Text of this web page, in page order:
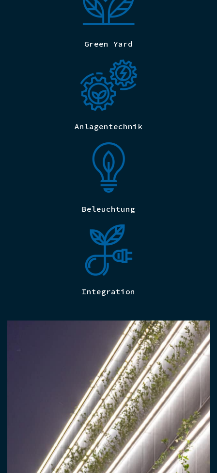
Green Yard
Anlagentechnik
Beleuchtung
Integration